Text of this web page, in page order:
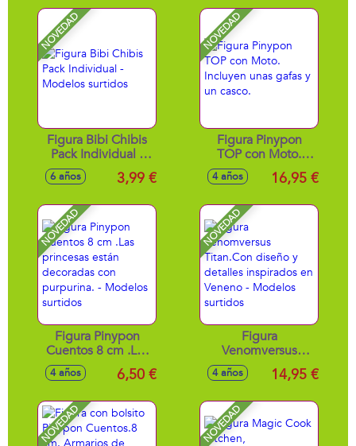
enigma exclusivo,
1 aeronave, 1
disparador y 3
proyectiles
NOVEDAD
Figura Bibi Chibis
Pack Individual -
Modelos surtidos
6 años 3,99 €
NOVEDAD
Figura Pinypon
TOP con Moto.
Incluyen unas gafas
y un casco.
4 años 16,95 €
NOVEDAD
Figura Pinypon
Cuentos 8 cm .Las
princesas están
decoradas con
Modelos surtidos
4 años 6,50 €
NOVEDAD
Figura
Venomversus
Titan.Con diseño y
detalles inspirados
Modelos surtidos
4 años 14,95 €
NOVEDAD NOVEDAD